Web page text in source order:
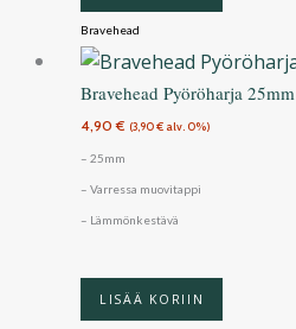
Bravehead
Bravehead Pyöröharja 25mm
4,90€ (3,90€ alv. 0%)
– 25mm
– Varressa muovitappi
– Lämmönkestävä
LISÄÄ KORIIN